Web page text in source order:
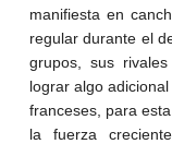
manifiesta en
regular durante el
grupos, sus
lograr algo
franceses, para
la fuerza